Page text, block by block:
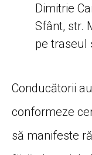
Dimitrie
Sfânt, str.
pe traseul
Conducătorii
conformeze
să manifeste